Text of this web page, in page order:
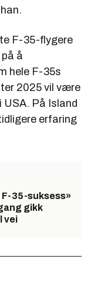
F-35-flygere
å
hele F-35s
2025 vil være
USA. På Island
erfaring
F-35-suksess»
gikk
vei